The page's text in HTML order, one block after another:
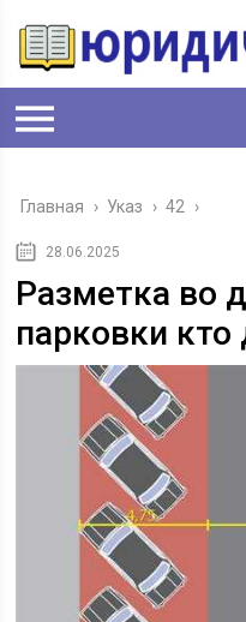
Главная › Указ › 42 ›
28.06.2025
Разметка во
парковки